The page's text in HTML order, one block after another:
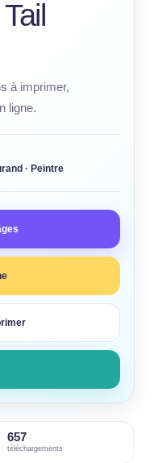
à imprimer,
ligne.
· Peintre
657
téléchargements